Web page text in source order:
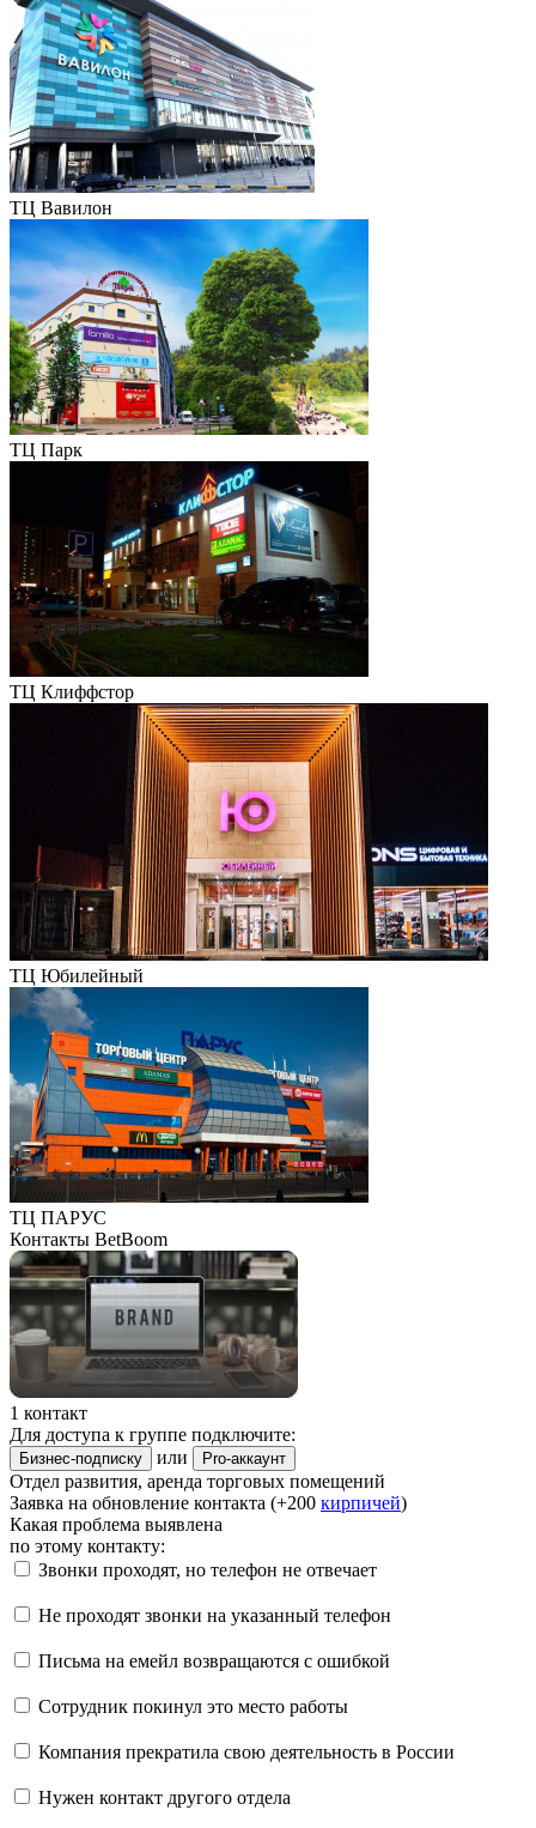
ТЦ Вавилон
ТЦ Парк
ТЦ Клиффстор
ТЦ Юбилейный
ТЦ ПАРУС
Контакты BetBoom
1 контакт
Для доступа к группе подключите:
Бизнес-подписку или Pro-аккаунт
Отдел развития, аренда торговых помещений
Заявка на обновление контакта (+200 кирпичей)
Какая проблема выявлена
по этому контакту:
Звонки проходят, но телефон не отвечает
Не проходят звонки на указанный телефон
Письма на емейл возвращаются с ошибкой
Сотрудник покинул это место работы
Компания прекратила свою деятельность в России
Нужен контакт другого отдела